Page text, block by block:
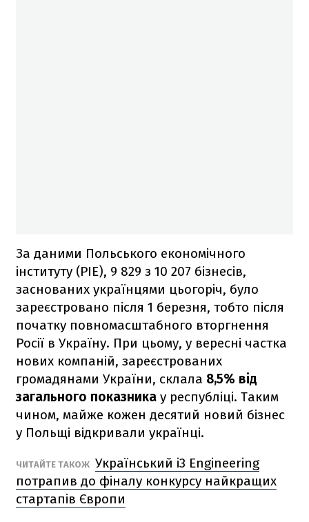
За даними Польського економічного
інституту (PIE), 9 829 з 10 207 бізнесів,
заснованих українцями цьогоріч, було
зареєстровано після 1 березня, тобто після
початку повномасштабного вторгнення
Росії в Україну. При цьому, у вересні частка
нових компаній, зареєстрованих
громадянами України, склала 8,5% від
загального показника у республіці. Таким
чином, майже кожен десятий новий бізнес
у Польщі відкривали українці.
ЧИТАЙТЕ ТАКОЖ Український i3 Engineering
потрапив до фіналу конкурсу найкращих
стартапів Європи